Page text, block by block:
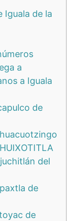
Iguala de la
a
a Iguala
de
del
de
de